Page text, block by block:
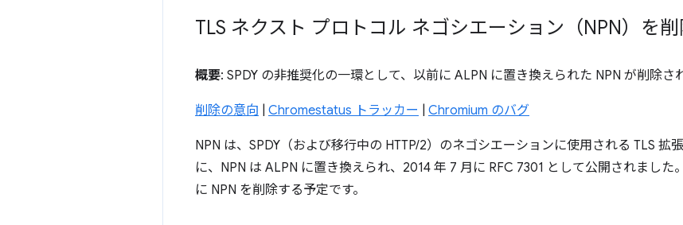
TLS ネクスト プロトコル ネゴシエーション（NPN）を
概要: SPDY の非推奨化の一環として、以前に ALPN に置き換えられた NPN が削除され
削除の意向 Chromestatus トラッカー Chromium のバグ
NPN は、SPDY（および移行中の HTTP/2）のネゴシエーションに使用される TLS 拡
に、NPN は ALPN に置き換えられ、2014 年 7 月に RFC 7301 として公開されまし
に NPN を削除する予定です。